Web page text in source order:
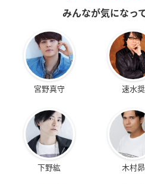
みんなが気になっ
宮野真守 速水奨
下野紘 木村昴